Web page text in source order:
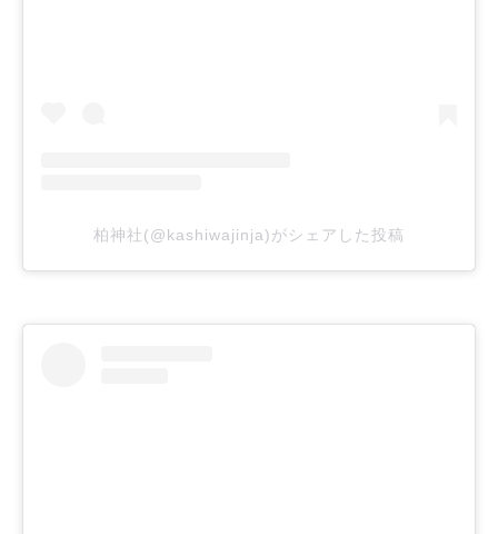
柏神社(@kashiwajinja)がシェアした投稿